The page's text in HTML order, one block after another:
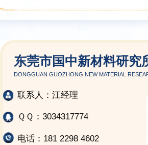
东莞市国中新材料研究
DONGGUAN GUOZHONG NEW MATERIAL
联系人：江经理
ＱＱ：3034317774
电话：181 2298 4602